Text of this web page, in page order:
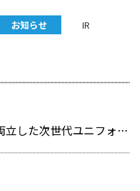
お知らせ IR
安全性と時代に即した機能性を両立した次世代ユニフォームを開発 ～現場の声から生まれた新しい作業着を展開～